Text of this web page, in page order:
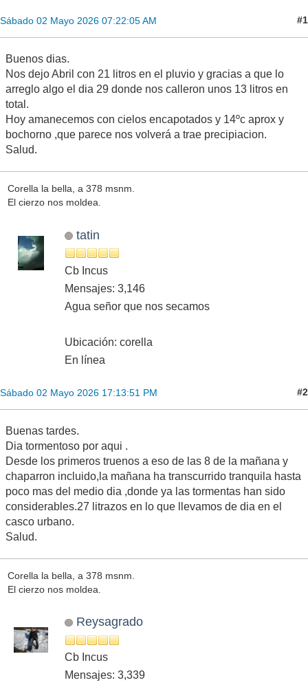
Sábado 02 Mayo 2026 07:22:05 AM #1
Buenos dias.
Nos dejo Abril con 21 litros en el pluvio y gracias a que lo
arreglo algo el dia 29 donde nos calleron unos 13 litros en
total.
Hoy amanecemos con cielos encapotados y 14ºc aprox y
bochorno ,que parece nos volverá a trae precipiacion.
Salud.
Corella la bella, a 378 msnm.
El cierzo nos moldea.
tatin
Cb Incus
Mensajes: 3,146
Agua señor que nos secamos
Ubicación: corella
En línea
Sábado 02 Mayo 2026 17:13:51 PM #2
Buenas tardes.
Dia tormentoso por aqui .
Desde los primeros truenos a eso de las 8 de la mañana y
chaparron incluido,la mañana ha transcurrido tranquila hasta
poco mas del medio dia ,donde ya las tormentas han sido
considerables.27 litrazos en lo que llevamos de dia en el
casco urbano.
Salud.
Corella la bella, a 378 msnm.
El cierzo nos moldea.
Reysagrado
Cb Incus
Mensajes: 3,339